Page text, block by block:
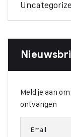
Meld je aan
ontvangen